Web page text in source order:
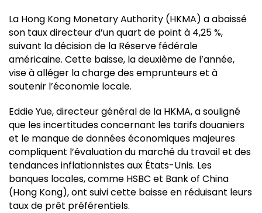
La Hong Kong Monetary Authority (HKMA) a abaissé
son taux directeur d’un quart de point à 4,25 %,
suivant la décision de la Réserve fédérale
américaine. Cette baisse, la deuxième de l’année,
vise à alléger la charge des emprunteurs et à
soutenir l’économie locale.
Eddie Yue, directeur général de la HKMA, a souligné
que les incertitudes concernant les tarifs douaniers
et le manque de données économiques majeures
compliquent l’évaluation du marché du travail et des
tendances inflationnistes aux États-Unis. Les
banques locales, comme HSBC et Bank of China
(Hong Kong), ont suivi cette baisse en réduisant leurs
taux de prêt préférentiels.